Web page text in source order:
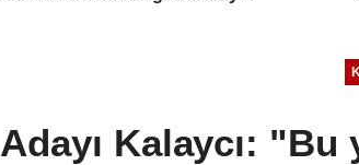
Adayı Kalaycı: